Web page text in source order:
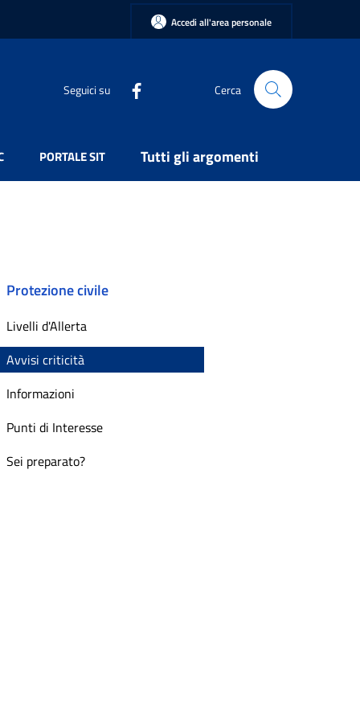
Accedi all'area personale
Seguici su Cerca
PORTALE SIT Tutti gli argomenti
Protezione civile
Livelli d'Allerta
Avvisi criticità
Informazioni
Punti di Interesse
Sei preparato?